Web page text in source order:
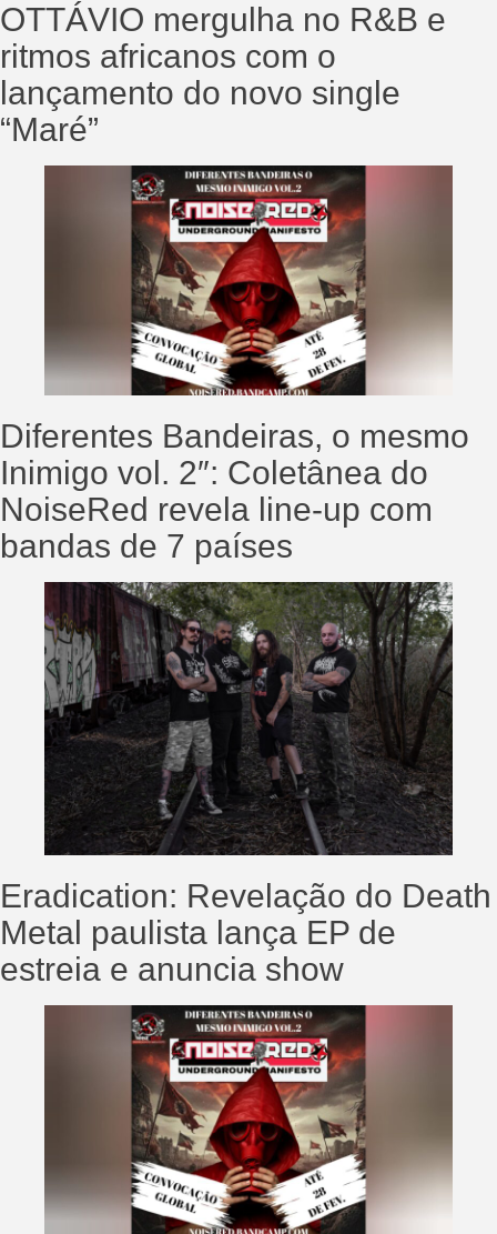
OTTÁVIO mergulha no R&B e
ritmos africanos com o
lançamento do novo single
“Maré”
Diferentes Bandeiras, o mesmo
Inimigo vol. 2″: Coletânea do
NoiseRed revela line-up com
bandas de 7 países
Eradication: Revelação do Death
Metal paulista lança EP de
estreia e anuncia show